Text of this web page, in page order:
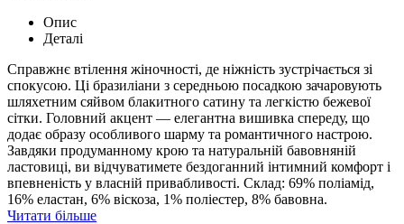
Опис
Деталі
Справжнє втілення жіночності, де ніжність зустрічається зі
спокусою. Ці бразиліани з середньою посадкою зачаровують
шляхетним сяйвом блакитного сатину та легкістю бежевої
сітки. Головний акцент — елегантна вишивка спереду, що
додає образу особливого шарму та романтичного настрою.
Завдяки продуманному крою та натуральній бавовняній
ластовиці, ви відчуватимете бездоганний інтимний комфорт і
впевненість у власній привабливості. Склад: 69% поліамід,
16% еластан, 6% віскоза, 1% поліестер, 8% бавовна.
Читати більше